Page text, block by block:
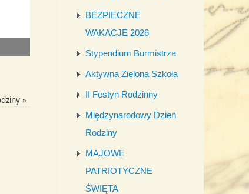
»
BEZPIECZNE
WAKACJE 2026
Stypendium Burmistrza
Aktywna Zielona Szkoła
II Festyn Rodzinny
Międzynarodowy Dzień
Rodziny
MAJOWE
PATRIOTYCZNE
ŚWIĘTA